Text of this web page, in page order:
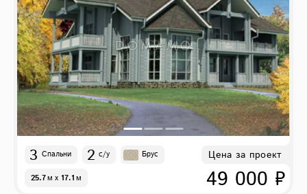
3 Спальни 2 с/у Брус
25.7м x 17.1м
Цена за проект
49 000 ₽